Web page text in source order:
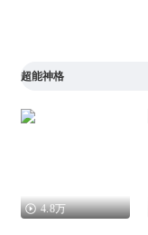
超能神格
4.8万